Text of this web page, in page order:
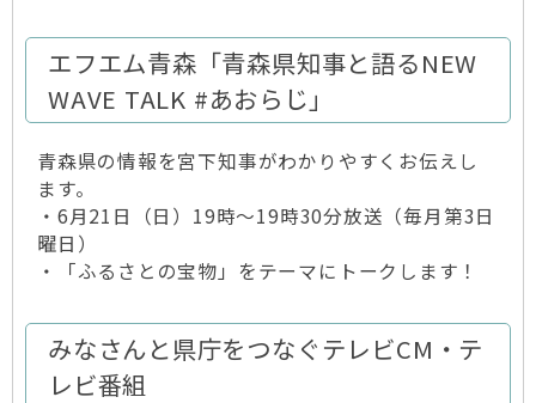
エフエム青森「青森県知事と語るNEW
WAVE TALK #あおらじ」
青森県の情報を宮下知事がわかりやすくお伝えし
ます。
・6月21日（日）19時～19時30分放送（毎月第3日
曜日）
・「ふるさとの宝物」をテーマにトークします！
みなさんと県庁をつなぐテレビCM・テ
レビ番組